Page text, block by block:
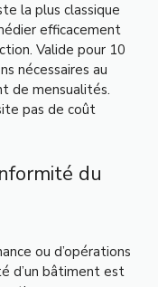
la plus classique
efficacement
Valide pour 10
nécessaires au
de mensualités.
pas de coût
du
ou d’opérations
d’un bâtiment est